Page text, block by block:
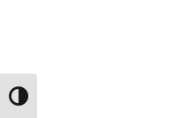
Toggle High Contrast